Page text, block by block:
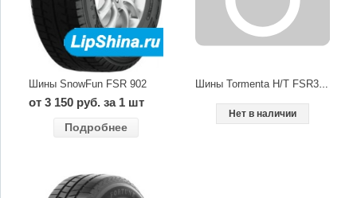
Шины SnowFun FSR 902
от 3 150 руб. за 1 шт
Подробнее
Нет в наличии